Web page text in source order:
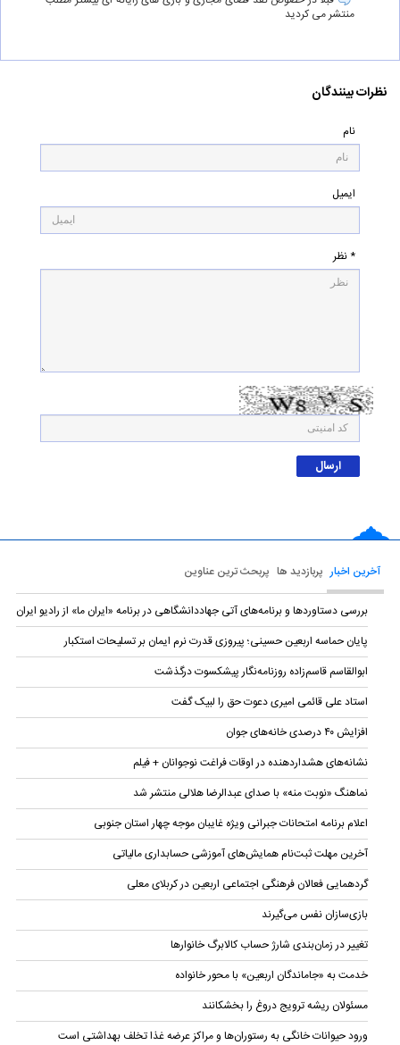
منتشر می کردید
نظرات بینندگان
نام
ایمیل
* نظر
آخرین اخبار پربازدید ها پربحث ترین عناوین
بررسی دستاوردها و برنامه‌های آتی جهاددانشگاهی در برنامه «ایران ما» از رادیو ایران
پایان حماسه‌ اربعین حسینی؛ پیروزی قدرت نرم ایمان بر تسلیحات استکبار
ابوالقاسم قاسم‌زاده روزنامه‌نگار پیشکسوت درگذشت
استاد علی قائمی امیری دعوت حق را لبیک گفت
افزایش ۴۰ درصدی خانه‌های جوان
نشانه‌های هشداردهنده در اوقات فراغت نوجوانان + فیلم
نماهنگ «نوبت منه» با صدای عبدالرضا هلالی منتشر شد
اعلام برنامه امتحانات جبرانی ویژه غایبان موجه چهار استان جنوبی
آخرین مهلت ثبت‌نام همایش‌های آموزشی حسابداری مالياتی
گردهمایی فعالان فرهنگی اجتماعی اربعین در کربلای معلی
بازی‌سازان نفس می‌گیرند
تغییر در زمان‌بندی شارژ حساب کالابرگ خانوار‌ها
خدمت به «جاماندگان اربعین» با محور خانواده
مسئولان ریشه ترویج دروغ را بخشکانند
ورود حیوانات خانگی به رستوران‌ها و مراکز عرضه غذا تخلف بهداشتی است